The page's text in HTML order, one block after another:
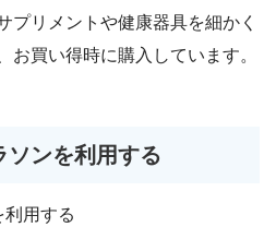
プリメントや健康器具を細かく
お買い得時に購入しています。
ソンを利用する
用する